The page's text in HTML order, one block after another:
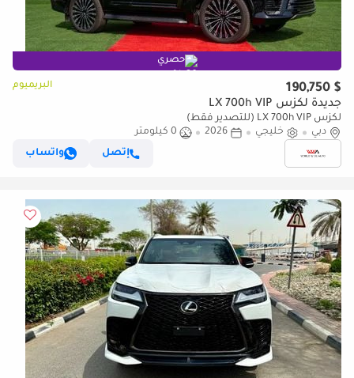
حصري
$ 190,750 البريميوم
جديدة لكزس LX 700h VIP
لكزس LX 700h VIP (للتصدير فقط)
دبي
خليجي 2026
0 كيلومتر
إتصل
واتساب